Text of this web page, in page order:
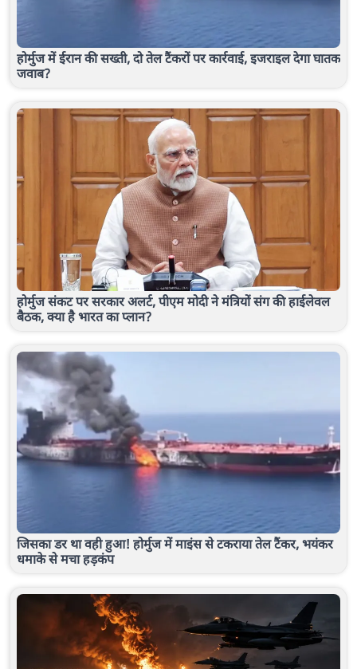
होर्मुज में ईरान की सख्ती, दो तेल टैंकरों पर कार्रवाई, इजराइल देगा घातक
जवाब?
होर्मुज संकट पर सरकार अलर्ट, पीएम मोदी ने मंत्रियों संग की हाईलेवल
बैठक, क्या है भारत का प्लान?
जिसका डर था वही हुआ! होर्मुज में माइंस से टकराया तेल टैंकर, भयंकर
धमाके से मचा हड़कंप